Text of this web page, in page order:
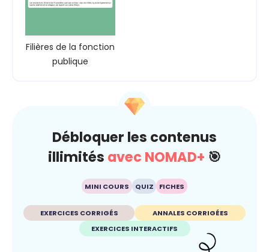
Filières de la fonction
publique
Débloquer les contenus
illimités avec NOMAD+ 🎯
MINI COURS QUIZ FICHES
EXERCICES CORRIGÉS
ANNALES CORRIGÉES
EXERCICES INTERACTIFS